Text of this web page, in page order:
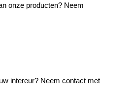
onze producten? Neem
intereur? Neem contact met